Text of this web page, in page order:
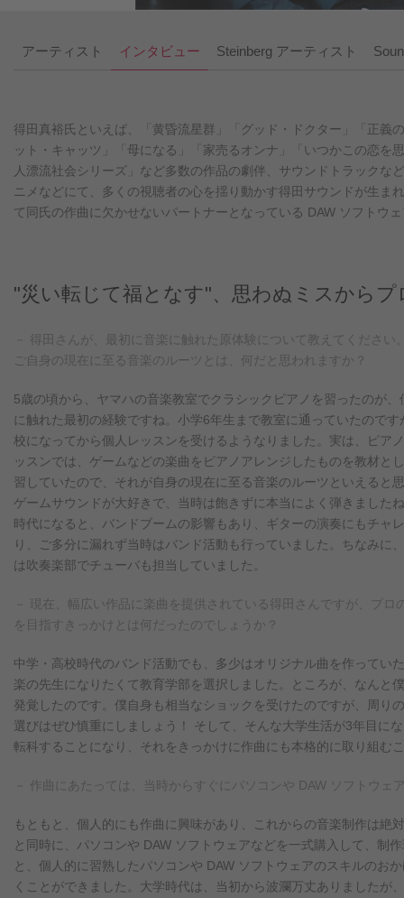
アーティスト インタビュー Steinberg アーティスト
得田真裕氏といえば、「黄昏流星群」「グッド・ドクター」「正義
ット・キャッツ」「母になる」「家売るオンナ」「いつかこの恋
人漂流社会シリーズ」など多数の作品の劇伴、サウンドトラック
ニメなどにて、多くの視聴者の心を揺り動かす得田サウンドが生
て同氏の作曲に欠かせないパートナーとなっている DAW ソフトウ
"災い転じて福となす"、思わぬミスからプ
－ 得田さんが、最初に音楽に触れた原体験について教えてください
ご自身の現在に至る音楽のルーツとは、何だと思われますか？
5歳の頃から、ヤマハの音楽教室でクラシックピアノを習ったのが、
に触れた最初の経験ですね。小学6年生まで教室に通っていたのです
校になってから個人レッスンを受けるようなりました。実は、ピア
ッスンでは、ゲームなどの楽曲をピアノアレンジしたものを教材と
習していたので、それが自身の現在に至る音楽のルーツといえると
ゲームサウンドが大好きで、当時は飽きずに本当によく弾きました
時代になると、バンドブームの影響もあり、ギターの演奏にもチャ
り、ご多分に漏れず当時はバンド活動も行っていました。ちなみに
は吹奏楽部でチューバも担当していました。
－ 現在、幅広い作品に楽曲を提供されている得田さんですが、プロ
を目指すきっかけとは何だったのでしょうか？
中学・高校時代のバンド活動でも、多少はオリジナル曲を作って
楽の先生になりたくて教育学部を選択しました。ところが、なん
発覚したのです。僕自身も相当なショックを受けたのですが、周
選びはぜひ慎重にしましょう！ そして、そんな大学生活が3年目に
転科することになり、それをきっかけに作曲にも本格的に取り組
－ 作曲にあたっては、当時からすぐにパソコンや DAW ソフトウ
もともと、個人的にも作曲に興味があり、これからの音楽制作は
と同時に、パソコンや DAW ソフトウェアなどを一式購入して、制
と、個人的に習熟したパソコンや DAW ソフトウェアのスキルのお
くことができました。大学時代は、当初から波瀾万丈ありました